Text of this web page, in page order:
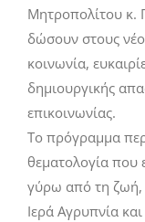
Μητροπολίτου κ.
δώσουν στους
κοινωνία,
δημιουργικής
επικοινωνίας.
Το πρόγραμμα
θεματολογία που
γύρω από τη ζωή,
Ιερά Αγρυπνία